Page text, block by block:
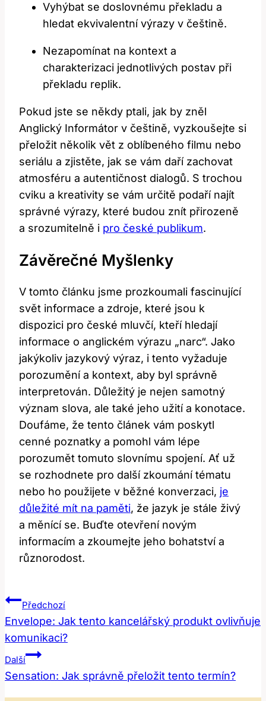
Vyhýbat se doslovnému překladu a
hledat ekvivalentní výrazy v češtině.
Nezapomínat na kontext a
charakterizaci jednotlivých postav při
překladu replik.
Pokud jste se někdy ptali, jak by zněl
Anglický Informátor v češtině, vyzkoušejte si
přeložit několik vět z oblíbeného filmu nebo
seriálu a zjistěte, jak se vám daří zachovat
atmosféru a autentičnost dialogů. S trochou
cviku a kreativity se vám určitě podaří najít
správné výrazy, které budou znít přirozeně
a srozumitelně i pro české publikum.
Závěrečné Myšlenky
V tomto článku jsme prozkoumali fascinující
svět informace a zdroje, které jsou k
dispozici pro české mluvčí, kteří hledají
informace o anglickém výrazu „narc“. Jako
jakýkoliv jazykový výraz, i tento vyžaduje
porozumění a kontext, aby byl správně
interpretován. Důležitý je nejen samotný
význam slova, ale také jeho užití a konotace.
Doufáme, že tento článek vám poskytl
cenné poznatky a pomohl vám lépe
porozumět tomuto slovnímu spojení. Ať už
se rozhodnete pro další zkoumání tématu
nebo ho použijete v běžné konverzaci, je
důležité mít na paměti, že jazyk je stále živý
a měnící se. Buďte otevření novým
informacím a zkoumejte jeho bohatství a
různorodost.
Navigace
Pro
Příspěvek
Předchozí
Envelope: Jak tento kancelářský produkt ovlivňuje
komunikaci?
Další
Sensation: Jak správně přeložit tento termín?